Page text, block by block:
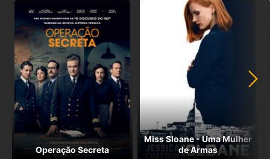
Operação Secreta
Miss Sloane - Uma Mulher
de Armas